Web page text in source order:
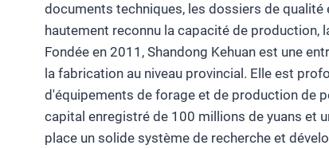
documents techniques, les dossiers de
hautement reconnu la capacité de production,
Fondée en 2011, Shandong Kehuan est une
la fabrication au niveau provincial. Elle est
d'équipements de forage et de production de
capital enregistré de 100 millions de yuans et
place un solide système de recherche et